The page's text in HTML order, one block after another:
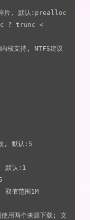
碎片, 默认:prealloc
? trunc <
核支持, NTFS建议
, 默认:5
默认:1
值范围1M
用两个来源下载; 文